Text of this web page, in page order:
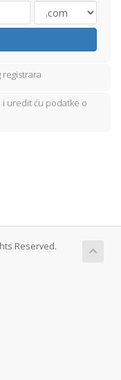
uredit ću podatke o
Reserved.